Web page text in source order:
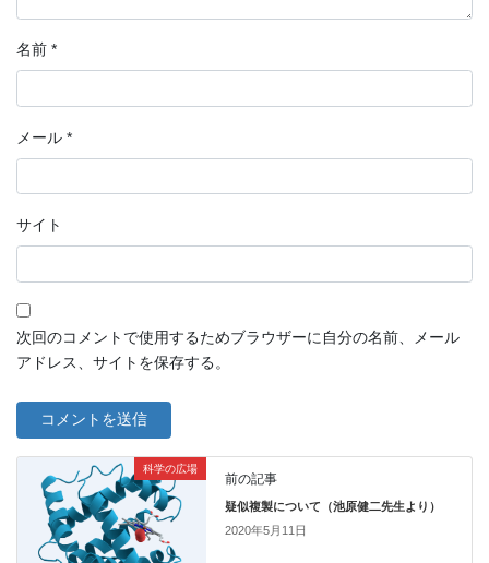
名前 *
メール *
サイト
次回のコメントで使用するためブラウザーに自分の名前、メール
アドレス、サイトを保存する。
科学の広場
前の記事
疑似複製について（池原健二先生より）
2020年5月11日